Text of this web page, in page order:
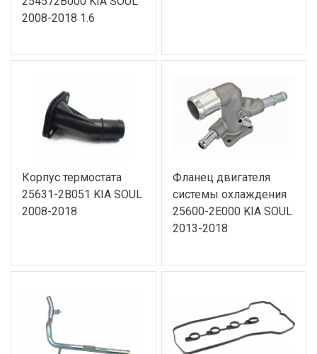
2008-2018 1.6
Корпус термостата
25631-2B051 KIA SOUL
2008-2018
Фланец двигателя
системы охлаждения
25600-2E000 KIA SOUL
2013-2018